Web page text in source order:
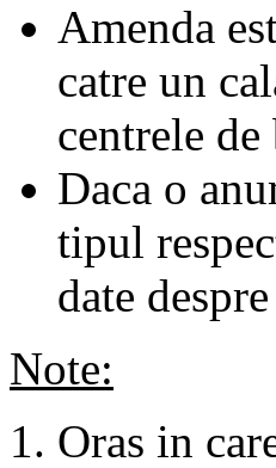
Amenda
catre un
centrele
Daca o
tipul
date
Note:
Oras in